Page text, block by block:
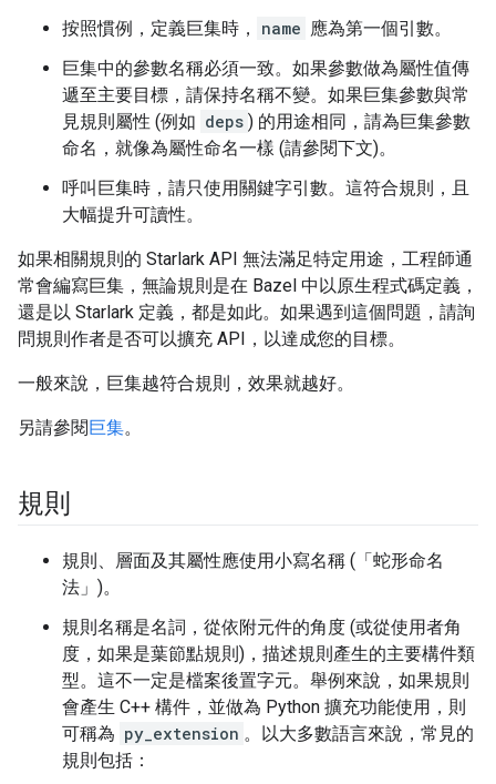
按照慣例，定義巨集時，
name 應為第一個引數。
巨集中的參數名稱必須一致。如果參數做為屬性值傳
遞至主要目標，請保持名稱不變。如果巨集參數與常
見規則屬性 (例如 deps ) 的用途相同，請為巨集參數
命名，就像為屬性命名一樣 (請參閱下文)。
呼叫巨集時，請只使用關鍵字引數。這符合規則，且
大幅提升可讀性。
如果相關規則的 Starlark API 無法滿足特定用途，工程師通
常會編寫巨集，無論規則是在 Bazel 中以原生程式碼定義，
還是以 Starlark 定義，都是如此。如果遇到這個問題，請詢
問規則作者是否可以擴充 API，以達成您的目標。
一般來說，巨集越符合規則，效果就越好。
另請參閱巨集。
規則
規則、層面及其屬性應使用小寫名稱 (「蛇形命名
法」)。
規則名稱是名詞，從依附元件的角度 (或從使用者角
度，如果是葉節點規則)，描述規則產生的主要構件類
型。這不一定是檔案後置字元。舉例來說，如果規則
會產生 C++ 構件，並做為 Python 擴充功能使用，則
可稱為 py_extension 。以大多數語言來說，常見的
規則包括：